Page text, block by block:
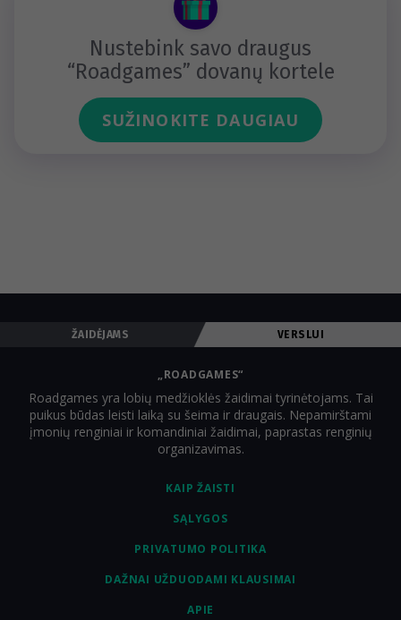
Nustebink savo draugus
“Roadgames” dovanų kortele
SUŽINOKITE DAUGIAU
ŽAIDĖJAMS VERSLUI
KAIP ŽAISTI
SĄLYGOS
PRIVATUMO POLITIKA
DAŽNAI UŽDUODAMI KLAUSIMAI
APIE
„ROADGAMES“
Roadgames yra lobių medžioklės žaidimai tyrinėtojams. Tai
puikus būdas leisti laiką su šeima ir draugais. Nepamirštami
įmonių renginiai ir komandiniai žaidimai, paprastas renginių
organizavimas.